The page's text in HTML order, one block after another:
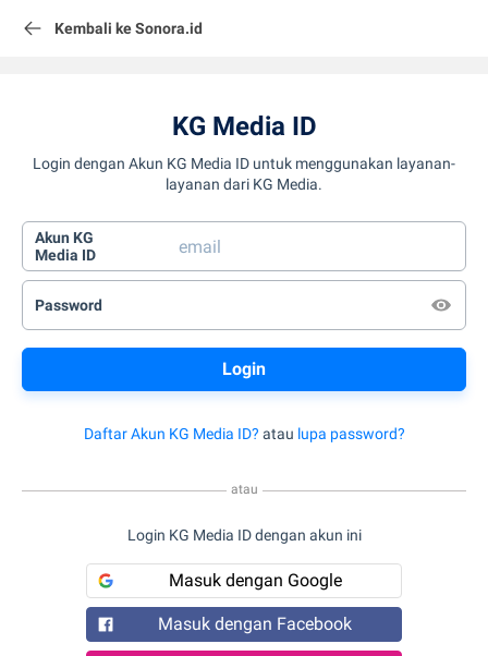
Kembali ke Sonora.id
KG Media ID
Login dengan Akun KG Media ID untuk menggunakan layanan-
layanan dari KG Media.
Akun KG
Media ID
Password
Daftar Akun KG Media ID? atau lupa password?
atau
Login KG Media ID dengan akun ini
Masuk dengan Google
Masuk dengan Facebook